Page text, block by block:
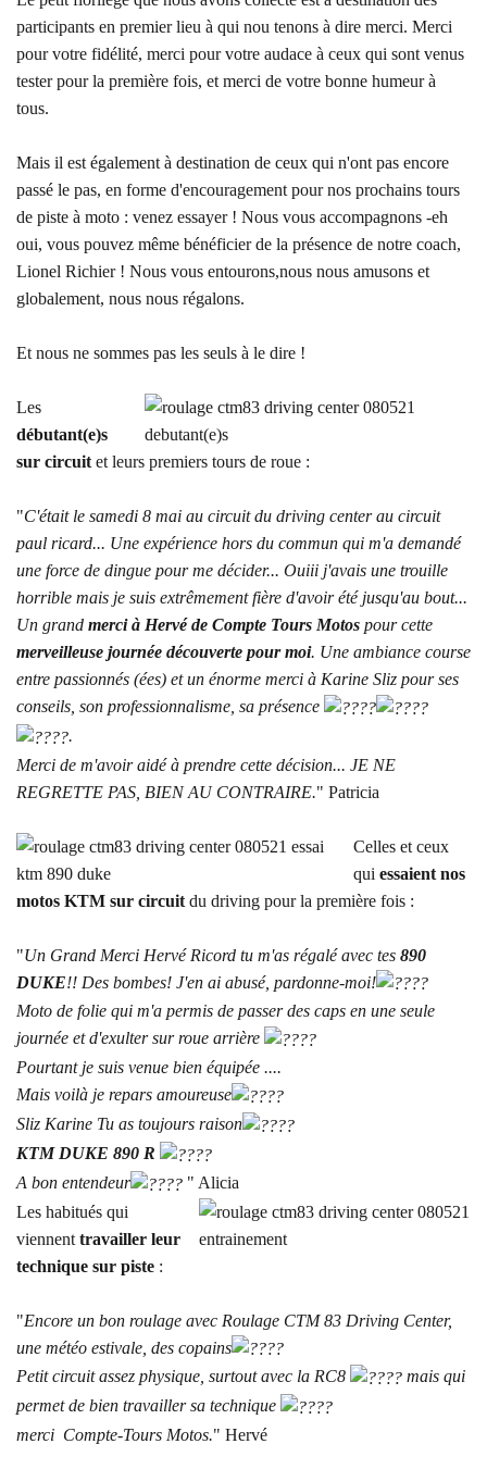
participants en premier lieu à qui nou tenons à dire merci. Merci
pour votre fidélité, merci pour votre audace à ceux qui sont venus
tester pour la première fois, et merci de votre bonne humeur à
tous.
Mais il est également à destination de ceux qui n'ont pas encore
passé le pas, en forme d'encouragement pour nos prochains tours
de piste à moto : venez essayer ! Nous vous accompagnons -eh
oui, vous pouvez même bénéficier de la présence de notre coach,
Lionel Richier ! Nous vous entourons,nous nous amusons et
globalement, nous nous régalons.
Et nous ne sommes pas les seuls à le dire !
Les
débutant(e)s
sur circuit et leurs premiers tours de roue :
"C'était le samedi 8 mai au circuit du driving center au circuit
paul ricard... Une expérience hors du commun qui m'a demandé
une force de dingue pour me décider... Ouiii j'avais une trouille
horrible mais je suis extrêmement fière d'avoir été jusqu'au bout...
Un grand merci à Hervé de Compte Tours Motos pour cette
merveilleuse journée découverte pour moi. Une ambiance course
entre passionnés (ées) et un énorme merci à Karine Sliz pour ses
conseils, son professionnalisme, sa présence
.
Merci de m'avoir aidé à prendre cette décision... JE NE
REGRETTE PAS, BIEN AU CONTRAIRE." Patricia
Celles et ceux
qui essaient nos
motos KTM sur circuit du driving pour la première fois :
"Un Grand Merci Hervé Ricord tu m'as régalé avec tes 890
DUKE!! Des bombes! J'en ai abusé, pardonne-moi!
Moto de folie qui m'a permis de passer des caps en une seule
journée et d'exulter sur roue arrière
Pourtant je suis venue bien équipée ....
Mais voilà je repars amoureuse
Sliz Karine Tu as toujours raison
KTM DUKE 890 R
A bon entendeur
" Alicia
Les habitués qui
viennent travailler leur
technique sur piste :
"Encore un bon roulage avec Roulage CTM 83 Driving Center,
une météo estivale, des copains
Petit circuit assez physique, surtout avec la RC8
mais qui
permet de bien travailler sa technique
merci Compte-Tours Motos." Hervé